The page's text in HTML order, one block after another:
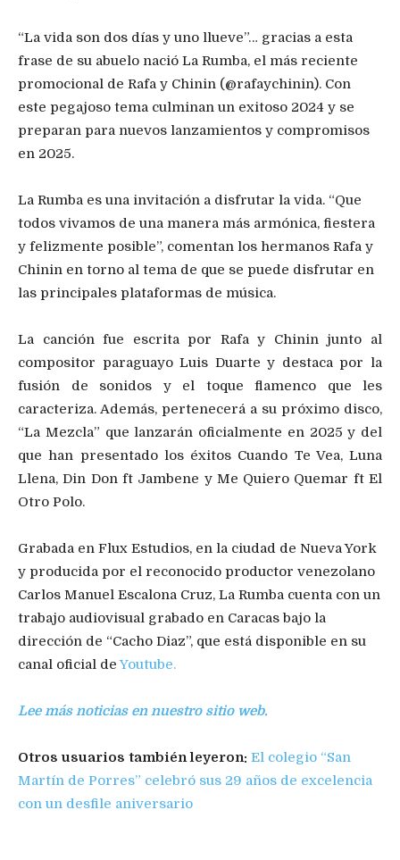
“La vida son dos días y uno llueve”… gracias a esta
frase de su abuelo nació La Rumba, el más reciente
promocional de Rafa y Chinin (@rafaychinin). Con
este pegajoso tema culminan un exitoso 2024 y se
preparan para nuevos lanzamientos y compromisos
en 2025.
La Rumba es una invitación a disfrutar la vida. “Que
todos vivamos de una manera más armónica, fiestera
y felizmente posible”, comentan los hermanos Rafa y
Chinin en torno al tema de que se puede disfrutar en
las principales plataformas de música.
La canción fue escrita por Rafa y Chinin junto al
compositor paraguayo Luis Duarte y destaca por la
fusión de sonidos y el toque flamenco que les
caracteriza. Además, pertenecerá a su próximo disco,
“La Mezcla” que lanzarán oficialmente en 2025 y del
que han presentado los éxitos Cuando Te Vea, Luna
Llena, Din Don ft Jambene y Me Quiero Quemar ft El
Otro Polo.
Grabada en Flux Estudios, en la ciudad de Nueva York
y producida por el reconocido productor venezolano
Carlos Manuel Escalona Cruz, La Rumba cuenta con un
trabajo audiovisual grabado en Caracas bajo la
dirección de “Cacho Diaz”, que está disponible en su
canal oficial deYoutube.
Lee más noticias en nuestro sitio web.
Otros usuarios también leyeron: El colegio “San
Martín de Porres” celebró sus 29 años de excelencia
con un desfile aniversario